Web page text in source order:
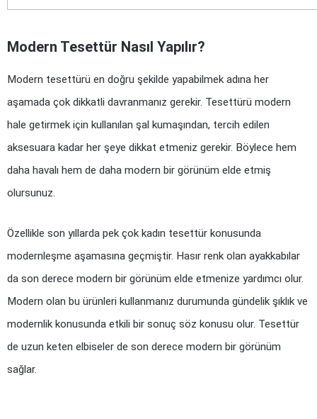
Modern Tesettür Nasıl Yapılır?
Modern tesettürü en doğru şekilde yapabilmek adına her
aşamada çok dikkatli davranmanız gerekir. Tesettürü modern
hale getirmek için kullanılan şal kumaşından, tercih edilen
aksesuara kadar her şeye dikkat etmeniz gerekir. Böylece hem
daha havalı hem de daha modern bir görünüm elde etmiş
olursunuz.
Özellikle son yıllarda pek çok kadın tesettür konusunda
modernleşme aşamasına geçmiştir. Hasır renk olan ayakkabılar
da son derece modern bir görünüm elde etmenize yardımcı olur.
Modern olan bu ürünleri kullanmanız durumunda gündelik şıklık ve
modernlik konusunda etkili bir sonuç söz konusu olur. Tesettür
de uzun keten elbiseler de son derece modern bir görünüm
sağlar.